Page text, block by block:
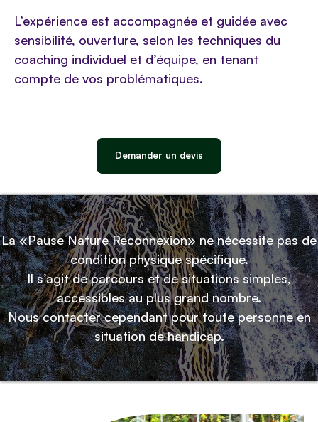
L’expérience est accompagnée et guidée avec
sensibilité, ouverture, selon les techniques du
coaching individuel et d’équipe, en tenant
compte de vos problématiques.
Demander un devis
La «Pause Nature Reconnexion» ne nécessite pas de
condition physique spécifique.
Il s’agit de parcours et de situations simples,
accessibles au plus grand nombre.
Nous contacter cependant pour toute personne en
situation de handicap.